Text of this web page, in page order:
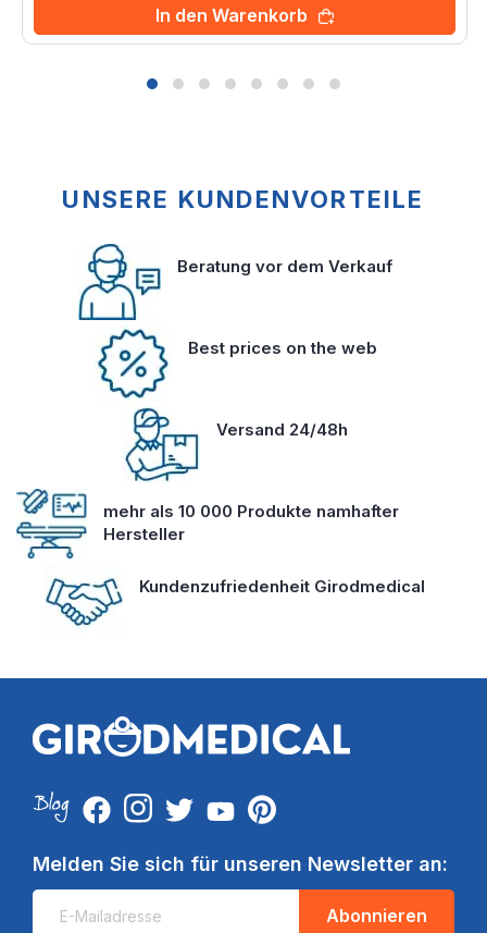
In den Warenkorb
UNSERE KUNDENVORTEILE
Beratung vor dem Verkauf
Best prices on the web
Versand 24/48h
mehr als 10 000 Produkte namhafter
Hersteller
Kundenzufriedenheit Girodmedical
Melden Sie sich für unseren Newsletter an:
Abonnieren